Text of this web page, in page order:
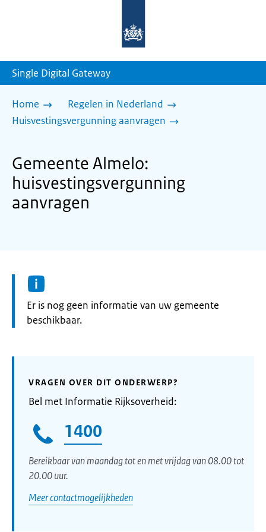
homepage
Single Digital Gateway
Home
Regelen in Nederland
Huisvestingsvergunning aanvragen
Gemeente Almelo:
huisvestingsvergunning
aanvragen
Informatie:
Er is nog geen informatie van uw gemeente
beschikbaar.
VRAGEN OVER DIT ONDERWERP?
Bel met Informatie Rijksoverheid:
1400
Bereikbaar van maandag tot en met vrijdag van 08.00 tot
20.00 uur.
Meer contactmogelijkheden